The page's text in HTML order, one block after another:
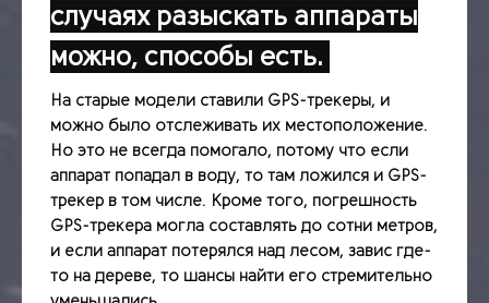
случаях разыскать аппараты
можно, способы есть.
На старые модели ставили GPS-трекеры, и
можно было отслеживать их местоположение.
Но это не всегда помогало, потому что если
аппарат попадал в воду, то там ложился и GPS-
трекер в том числе. Кроме того, погрешность
GPS-трекера могла составлять до сотни метров,
и если аппарат потерялся над лесом, завис где-
то на дереве, то шансы найти его стремительно